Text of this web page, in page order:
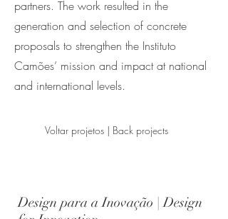
partners. The work resulted in the
generation and selection of concrete
proposals to strengthen the Instituto
Camões’ mission and impact at national
and international levels.
Voltar projetos | Back projects
Design para a Inovação | Design